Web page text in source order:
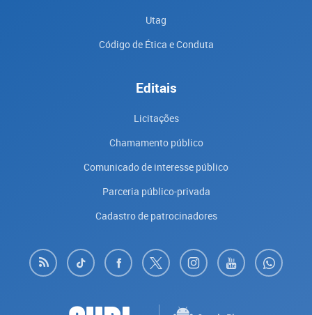
Utag
Código de Ética e Conduta
Editais
Licitações
Chamamento público
Comunicado de interesse público
Parceria público-privada
Cadastro de patrocinadores